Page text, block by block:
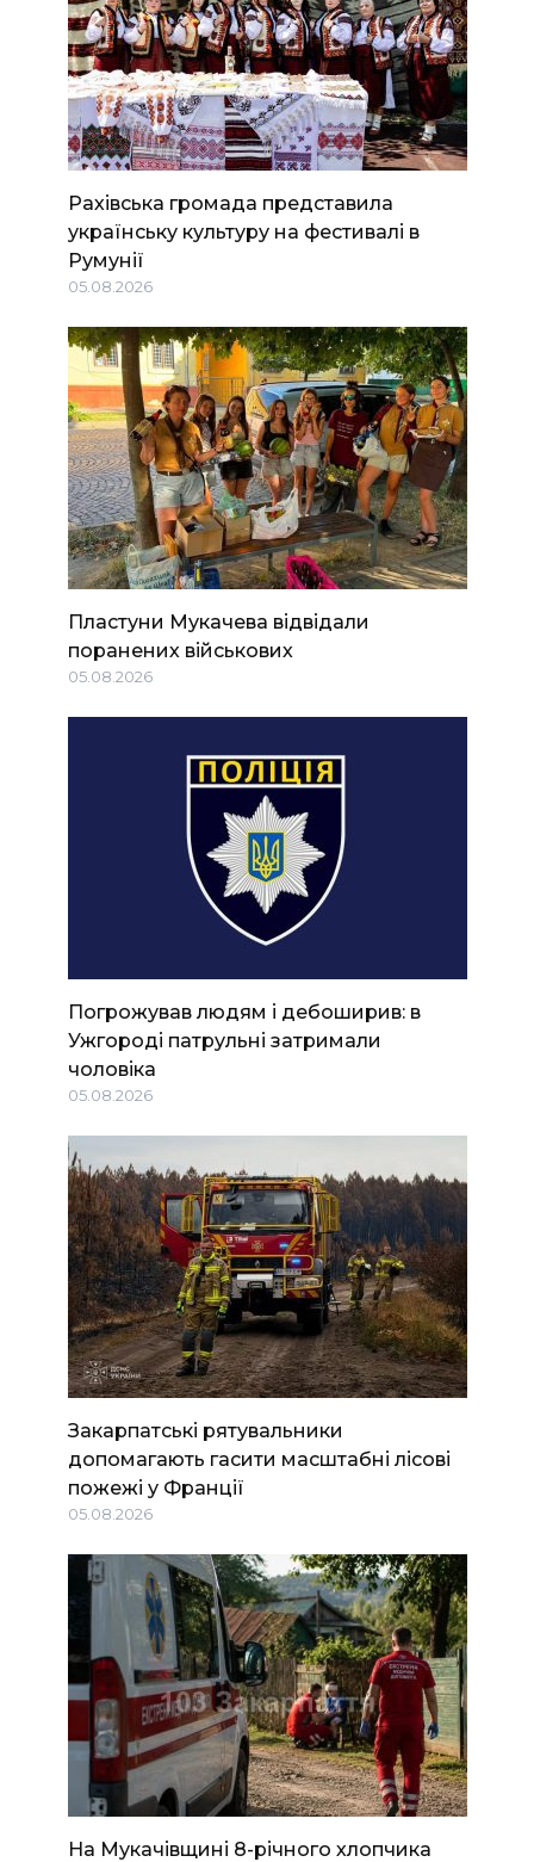
Рахівська громада представила
українську культуру на фестивалі в
Румунії
05.08.2026
Пластуни Мукачева відвідали
поранених військових
05.08.2026
Погрожував людям і дебоширив: в
Ужгороді патрульні затримали
чоловіка
05.08.2026
Закарпатські рятувальники
допомагають гасити масштабні лісові
пожежі у Франції
05.08.2026
На Мукачівщині 8-річного хлопчика